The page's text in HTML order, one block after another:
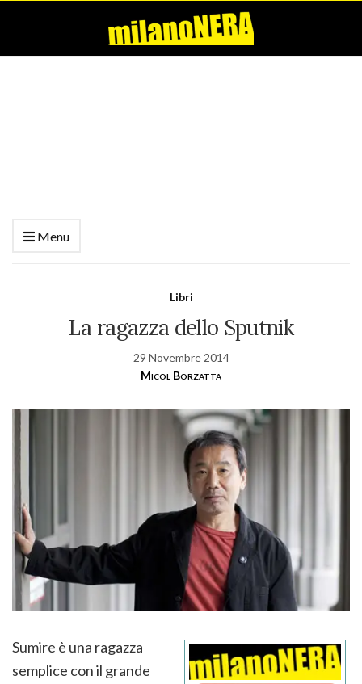
Menu
Libri
La ragazza dello Sputnik
29 Novembre 2014
Micol Borzatta
Sumire è una ragazza
semplice con il grande